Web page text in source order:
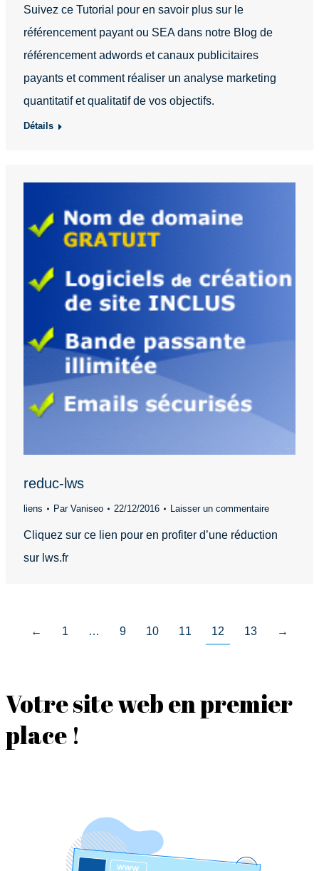
Suivez ce Tutorial pour en savoir plus sur le
référencement payant ou SEA dans notre Blog de
référencement adwords et canaux publicitaires
payants et comment réaliser un analyse marketing
quantitatif et qualitatif de vos objectifs.
Détails
reduc-lws
liens Par Vaniseo 22/12/2016 Laisser un commentaire
Cliquez sur ce lien pour en profiter d’une réduction
sur lws.fr
← 1 … 9 10 11 12 13 →
Votre site web en premier
place !